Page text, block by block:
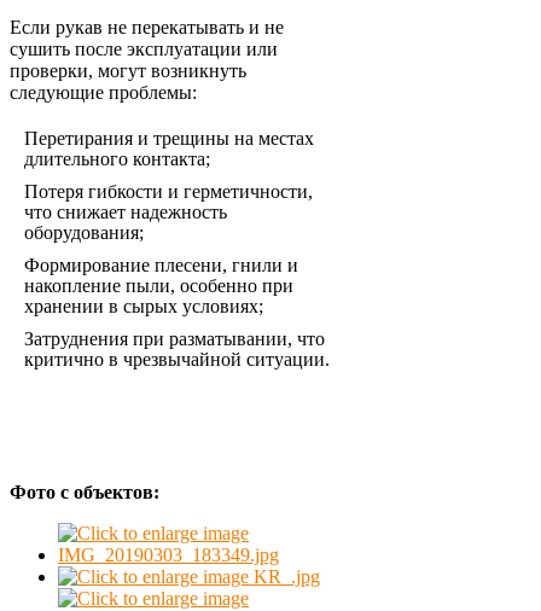
Если рукав не перекатывать и не
сушить после эксплуатации или
проверки, могут возникнуть
следующие проблемы:
Перетирания и трещины на местах
длительного контакта;
Потеря гибкости и герметичности,
что снижает надежность
оборудования;
Формирование плесени, гнили и
накопление пыли, особенно при
хранении в сырых условиях;
Затруднения при разматывании, что
критично в чрезвычайной ситуации.
Фото с объектов: